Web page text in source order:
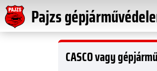
Pajzs
CASCO vagy